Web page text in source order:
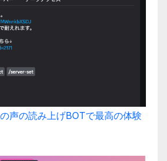
声の読み上げBOTで最高の体験